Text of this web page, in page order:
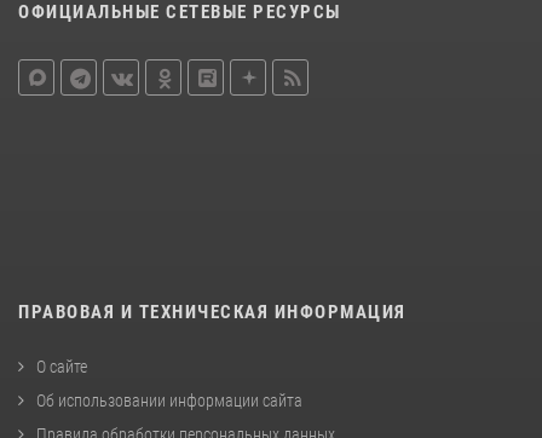
ОФИЦИАЛЬНЫЕ СЕТЕВЫЕ РЕСУРСЫ
ПРАВОВАЯ И ТЕХНИЧЕСКАЯ ИНФОРМАЦИЯ
О сайте
Об использовании информации сайта